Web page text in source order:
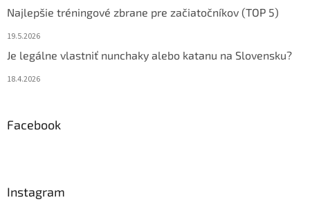
Najlepšie tréningové zbrane pre začiatočníkov (TOP 5)
19.5.2026
Je legálne vlastniť nunchaky alebo katanu na Slovensku?
18.4.2026
Facebook
Instagram